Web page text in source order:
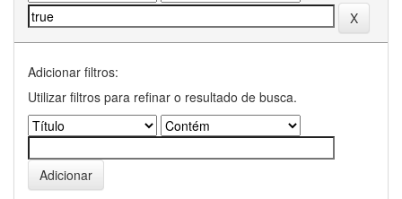
Adicionar filtros:
Utilizar filtros para refinar o resultado de busca.